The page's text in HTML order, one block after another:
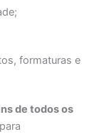
formaturas e
de todos os